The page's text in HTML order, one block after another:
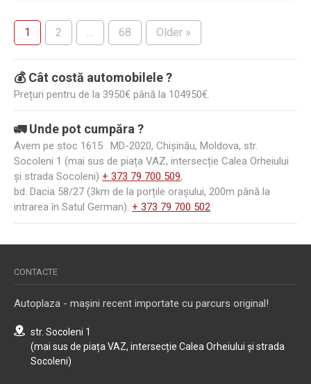
1 2 68 Older »
💰 Cât costă automobilele ?
Prețuri pentru de la 3950€ până la 104950€.
🚛 Unde pot cumpăra ?
Avem pe stoc 1615 . MD-2020, Chișinău, Moldova, str.
Socoleni 1 (mai sus de piața VAZ, intersecție Calea Orheiului
și strada Socoleni) + 373 79 700 509,
bd. Dacia 58/27 (3km de la porțile orașului, 200m până la
intrarea în Satul German). + 373 79 700 502
CONTACTE
Autoplaza - mașini recent importate cu parcurs original!
str. Socoleni 1
(mai sus de piața VAZ, intersecție Calea Orheiului și strada
Socoleni)